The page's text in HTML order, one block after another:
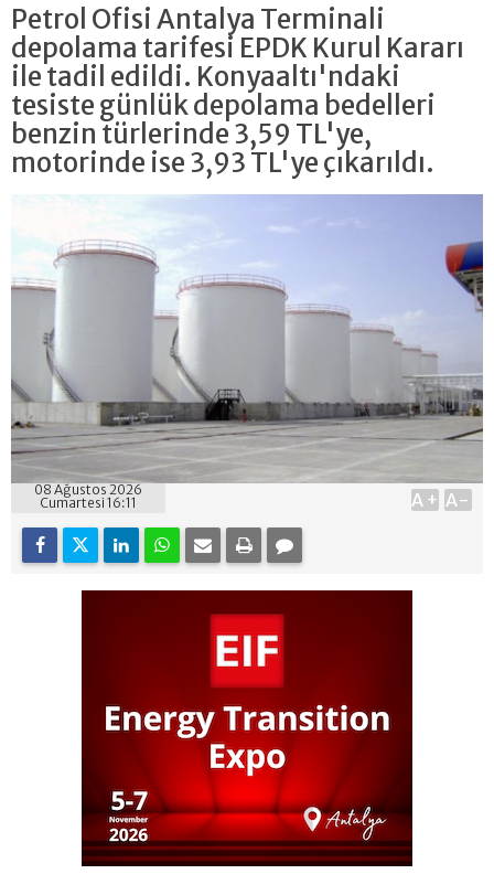
Petrol Ofisi Antalya Terminali
depolama tarifesi EPDK Kurul Kararı
ile tadil edildi. Konyaaltı'ndaki
tesiste günlük depolama bedelleri
benzin türlerinde 3,59 TL'ye,
motorinde ise 3,93 TL'ye çıkarıldı.
08 Ağustos 2026
Cumartesi 16:11
A+ A-